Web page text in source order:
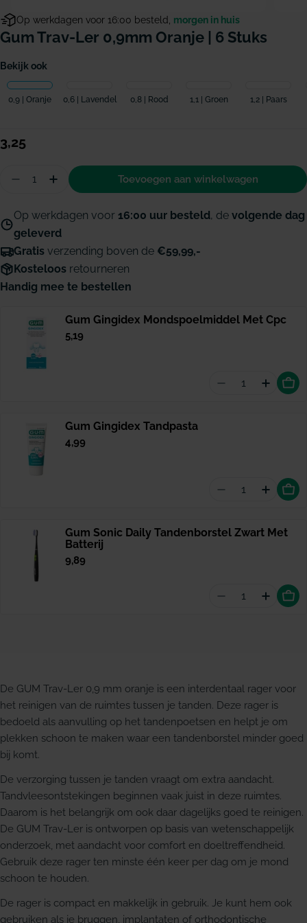
Op werkdagen voor 16:00 besteld, morgen in huis
Gum Trav-Ler 0,9mm Oranje | 6 Stuks
Bekijk ook
0,9 | Oranje 0,6 | Lavendel 0,8 | Rood 1,1 | Groen 1,2 | Paars
Normale
3,25
Hoeveelheid
Aantal verminderen voor GUM Trav-Ler 0,9mm
Hoeveelheid verhogen voor GUM Trav-Ler
Toevoegen aan winkelwagen
Op werkdagen voor 16:00 uur besteld, de volgende dag
geleverd
Gratis verzending boven de €59,99,-
Kosteloos retourneren
Handig mee te bestellen
Gum Gingidex Mondspoelmiddel Met Cpc
Normale
5,19
Aantal
Gum Gingidex Tandpasta
Normale
4,99
Aantal
Gum Sonic Daily Tandenborstel Zwart Met
Batterij
Normale
9,89
Aantal
De GUM Trav-Ler 0,9 mm oranje is een interdentaal rager voor
het reinigen van de ruimtes tussen je tanden. Deze rager is
bedoeld als aanvulling op het tandenpoetsen en helpt je om
plekken schoon te maken waar een tandenborstel minder goed
bij komt.
De verzorging tussen je tanden vraagt om extra aandacht.
Tandvleesontstekingen beginnen vaak juist in deze ruimtes.
Daarom is het belangrijk om ook daar dagelijks goed te reinigen.
De GUM Trav-Ler is ontworpen op basis van wetenschappelijk
onderzoek, met aandacht voor comfort en doeltreffendheid.
Gebruik deze rager ten minste één keer per dag om je mond
schoon te houden.
De rager is compact en makkelijk in gebruik. Je kunt hem ook
gebruiken als je bruggen, implantaten of orthodontische